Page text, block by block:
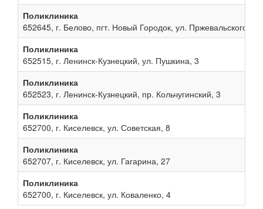
Поликлиника
652645, г. Белово, пгт. Новый Городок, ул. Пржевальского, 13
Поликлиника
652515, г. Ленинск-Кузнецкий, ул. Пушкина, 3
Поликлиника
652523, г. Ленинск-Кузнецкий, пр. Кольчугинский, 3
Поликлиника
652700, г. Киселевск, ул. Советская, 8
Поликлиника
652707, г. Киселевск, ул. Гагарина, 27
Поликлиника
652700, г. Киселевск, ул. Коваленко, 4